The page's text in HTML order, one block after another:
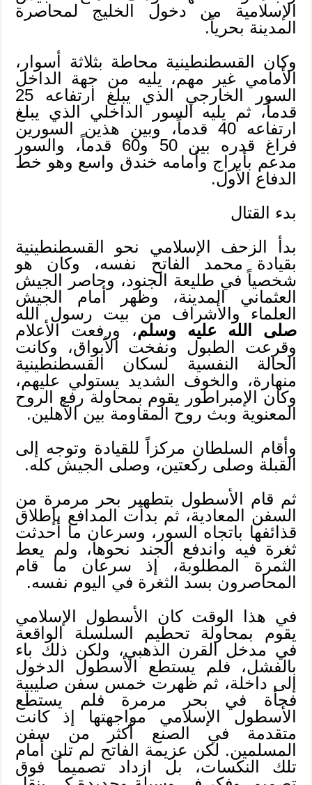
الإسلامية من دخول الخليج لمحاصرة
المدينة بحرياً.
وكان القسطنطينية محاطة بثلاثة أسوار،
الأمامي غير مهم، يليه من جهة الداخل
السور الخارجي الذي يبلغ ارتفاعه 25
قدماً، ثم يليه السور الداخلي الذي يبلغ
ارتفاعه 40 قدماً، وبين هذين السورين
فراغ قدره بين 50 و60 قدماً، والسور
مدعم بأبراج وأمامه خندق واسع وهو خط
الدفاع الأول.
بدء القتال
بدأ الزحف الإسلامي نحو القسطنطينية
بقيادة محمد الفاتح نفسه، وكان هو
شخصياً في طليعة الجنود، وحاصر الجيش
العثماني المدينة، وظهر أمام الجيش
العلماء والأشراف من بيت رسول الله
صلى الله عليه وسلم، ورفعت الأعلام
وقرعت الطبول ونفخت الأبواق، وكانت
الحالة النفسية لسكان القسطنطينية
منهارة، والخوف الشديد يستولي عليهم،
وكان الإمبراطور يقوم بمحاولة رفع الروح
المعنوية وبث روح المقاومة بين الأهلين.
وأقام السلطان مركزاً للقيادة وتوجه إلى
القبلة وصلى ركعتين، وصلى الجيش كله.
ثم قام الأسطول بتطهير بحر مرمرة من
السفن المعادية، ثم بدأت المدافع بإطلاق
قذائفها باتجاه السور، وسرعان ما أحدثت
ثغرة فيه واندفع الجند نحوها، ولم يعط
الثمرة المطلوبة، إذ سرعان ما قام
المحاصرون بسد الثغرة في اليوم نفسه.
في هذا الوقت كان الأسطول الإسلامي
يقوم بمحاولة تحطيم السلسلة الواقعة
في مدخل القرن الذهبي، ولكن ذلك باء
بالفشل، فلم يستطع الأسطول الدخول
إلى داخلة، ثم ظهرت خمس سفن صليبية
فجأة في بحر مرمرة فلم يستطع
الأسطول الإسلامي مواجهتها إذ كانت
متقدمة في الصنع أكثر من سفن
المسلمين. لكن عزيمة الفاتح لم تلن أمام
تلك النكسات، بل ازداد تصميماً فوق